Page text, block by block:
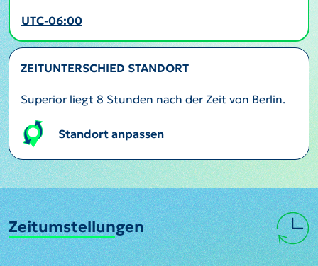
UTC-06:00
ZEITUNTERSCHIED STANDORT
Superior liegt 8 Stunden nach der Zeit von Berlin.
Standort anpassen
Zeitumstellungen